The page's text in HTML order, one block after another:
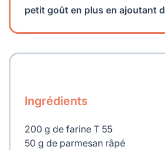
petit goût en plus en ajoutant
Ingrédients
200 g de farine T 55
50 g de parmesan râpé